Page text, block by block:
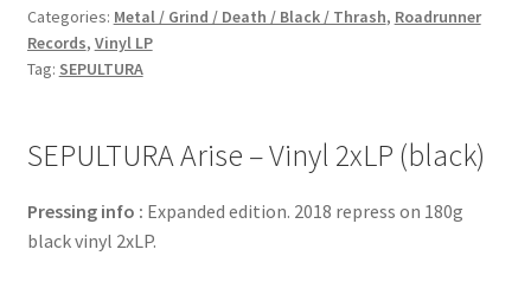
Categories: Metal / Grind / Death / Black / Thrash, Roadrunner
Records, Vinyl LP
Tag: SEPULTURA
SEPULTURA Arise – Vinyl 2xLP (black)
Pressing info : Expanded edition. 2018 repress on 180g
black vinyl 2xLP.